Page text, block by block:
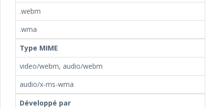
.webm
.wma
Type MIME
video/webm, audio/webm
audio/x-ms-wma
Développé par